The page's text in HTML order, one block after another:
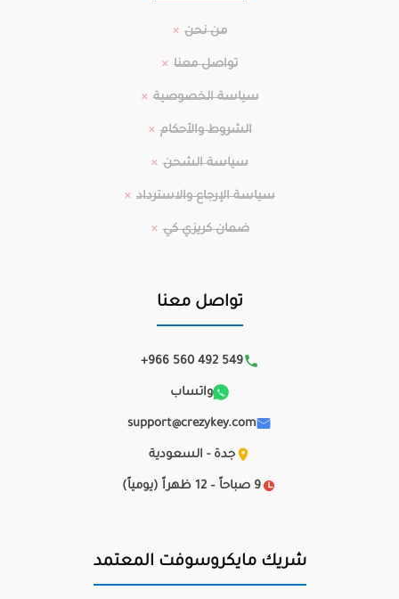
من نحن
تواصل معنا
سياسة الخصوصية
الشروط والأحكام
سياسة الشحن
سياسة الإرجاع والاسترداد
ضمان كريزي كي
تواصل معنا
+966 560 492 549
واتساب
support@crezykey.com
جدة - السعودية
9 صباحاً – 12 ظهراً (يومياً)
شريك مايكروسوفت المعتمد